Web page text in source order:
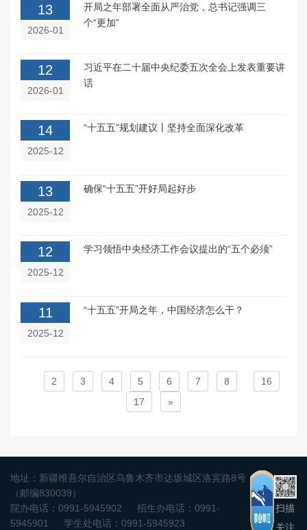
13
2026-01
开局之年部署全面从严治党，总书记强调三
个“更加”
12
2026-01
习近平在二十届中央纪委五次全会上发表重要讲
话
14
2025-12
“十五五”规划建议丨坚持全面深化改革
13
2025-12
确保“十五五”开好局起好步
12
2025-12
学习领悟中央经济工作会议提出的“五个必须”
11
2025-12
“十五五”开局之年，中国经济怎么干？
2 3 4 5 6 7 8
16
17
»
地址：新疆维吾尔自治区乌鲁木齐市达坂城区洛宾路8号
（邮编830039）
院办电话：0991-5945902
招生办电话：0991-
5945901
学生处电话：0991-5945923
扫描
关注